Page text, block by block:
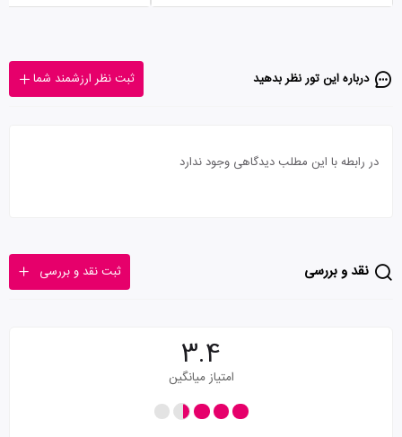
درباره این تور‌ نظر بدهید ثبت نظر ارزشمند شما
در رابطه با این مطلب دیدگاهی وجود ندارد
نقد و بررسی ثبت نقد و بررسی
3.4
امتیاز میانگین